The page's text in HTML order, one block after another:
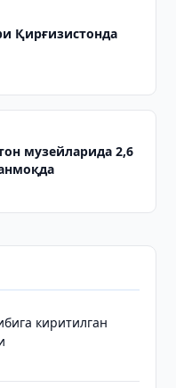
Қирғизистонда
музейларида 2,6
киритилган